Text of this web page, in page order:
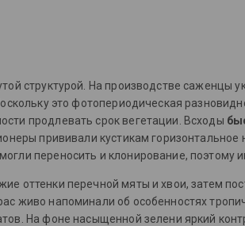
структурой. На производстве саженцы
это фотопериодическая
продлевать срок вегетации. Всходы
прививали кустикам
переносить и клонирование, поэтому
оттенки перечной мяты и хвои, затем
живо напоминали об особенностях
На фоне насыщенной зелени яркий